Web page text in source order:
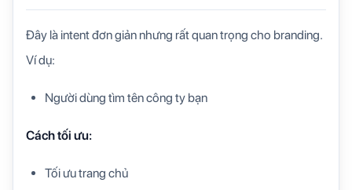
Đây là intent đơn giản nhưng rất quan trọng cho branding.
Ví dụ:
Người dùng tìm tên công ty bạn
Cách tối ưu:
Tối ưu trang chủ